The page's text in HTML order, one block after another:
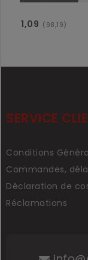
1,09 (98,19)
SERVICE
Conditions
Commandes,
Déclaration de
Réclamations